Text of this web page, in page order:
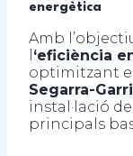
energètica
Amb
‘eficiència
optimitzant
Segarra-
instal·lació
principals